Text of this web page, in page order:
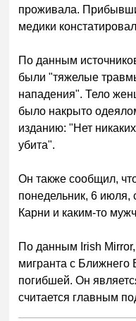
проживала.
медики
По данным
были "тяжелые
нападения". Тело
было накрыто
изданию: "Нет
убита".
Он также сообщил,
понедельник, 6
Карни и каким-то
По данным Irish
мигранта с Ближнего
погибшей. Он
считается главным